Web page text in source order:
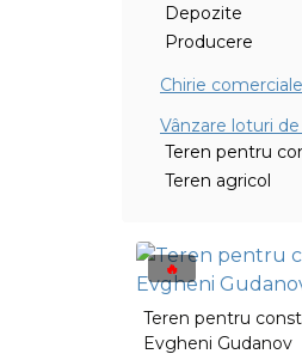
Depozite
Producere
Chirie comerciale
Vânzare loturi
Teren pentru
Teren agricol
🔥
Teren pentru
Evgheni Gudanov